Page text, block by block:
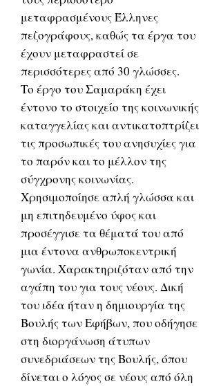
μεταφρασμένους Έλληνες
πεζογράφους, καθώς τα έργα του
έχουν μεταφραστεί σε
περισσότερες από 30 γλώσσες.
Το έργο του Σαμαράκη έχει
έντονο το στοιχείο της κοινωνικής
καταγγελίας και αντικατοπτρίζει
τις προσωπικές του ανησυχίες για
το παρόν και το μέλλον της
σύγχρονης κοινωνίας.
Χρησιμοποίησε απλή γλώσσα και
μη επιτηδευμένο ύφος και
προσέγγισε τα θέματά του από
μια έντονα ανθρωποκεντρική
γωνία. Χαρακτηριζόταν από την
αγάπη του για τους νέους. Δική
του ιδέα ήταν η δημιουργία της
Βουλής των Εφήβων, που οδήγησε
στη διοργάνωση άτυπων
συνεδριάσεων της Βουλής, όπου
δίνεται ο λόγος σε νέους από όλη